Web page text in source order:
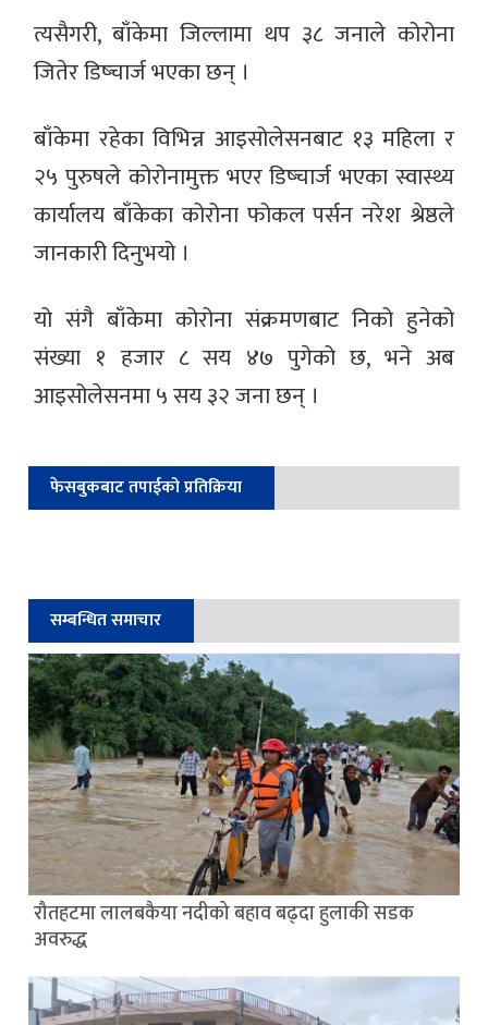
त्यसैगरी, बाँकेमा जिल्लामा थप ३८ जनाले कोरोना
जितेर डिष्चार्ज भएका छन् ।
बाँकेमा रहेका विभिन्न आइसोलेसनबाट १३ महिला र
२५ पुरुषले कोरोनामुक्त भएर डिष्चार्ज भएका स्वास्थ्य
कार्यालय बाँकेका कोरोना फोकल पर्सन नरेश श्रेष्ठले
जानकारी दिनुभयो ।
यो संगै बाँकेमा कोरोना संक्रमणबाट निको हुनेको
संख्या १ हजार ८ सय ४७ पुगेको छ, भने अब
आइसोलेसनमा ५ सय ३२ जना छन् ।
फेसबुकबाट तपाईको प्रतिक्रिया
सम्बन्धित समाचार
रौतहटमा लालबकैया नदीको बहाव बढ्दा हुलाकी सडक
अवरुद्ध